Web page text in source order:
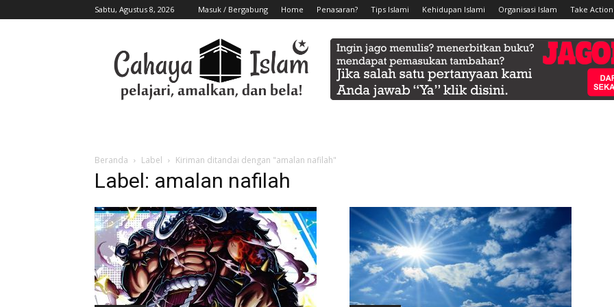
Sabtu, Agustus 8, 2026 Masuk / Bergabung Home Penasaran? Tips Islami Kehidupan Islami Organisasi Islam Take
Beranda Label Kiriman ditandai dengan "amalan nafilah"
Label: amalan nafilah